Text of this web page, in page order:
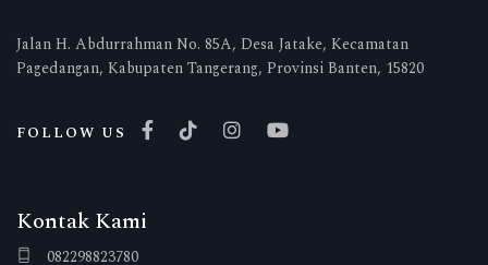
Jalan H. Abdurrahman No. 85A, Desa Jatake, Kecamatan
Pagedangan, Kabupaten Tangerang, Provinsi Banten, 15820
FOLLOW US
Kontak Kami
082298823780